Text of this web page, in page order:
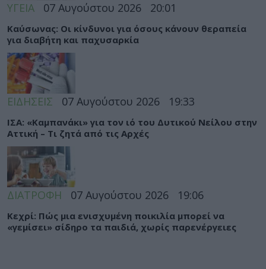
ΥΓΕΙΑ 07 Αυγούστου 2026 20:01
Καύσωνας: Οι κίνδυνοι για όσους κάνουν θεραπεία
για διαβήτη και παχυσαρκία
ΕΙΔΗΣΕΙΣ 07 Αυγούστου 2026 19:33
ΙΣΑ: «Καμπανάκι» για τον ιό του Δυτικού Νείλου στην
Αττική – Τι ζητά από τις Αρχές
ΔΙΑΤΡΟΦΗ 07 Αυγούστου 2026 19:06
Κεχρί: Πώς μια ενισχυμένη ποικιλία μπορεί να
«γεμίσει» σίδηρο τα παιδιά, χωρίς παρενέργειες